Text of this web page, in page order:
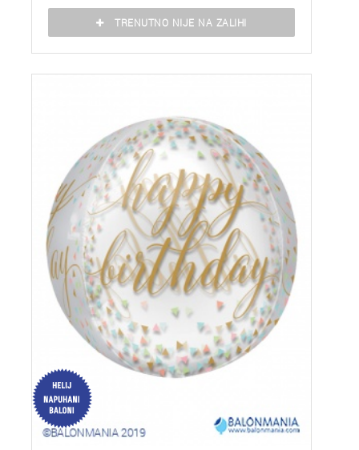
TRENUTNO NIJE NA ZALIHI